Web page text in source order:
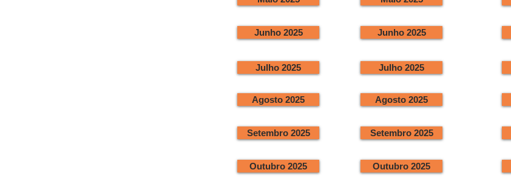
Junho 2025
Julho 2025
Agosto 2025
Setembro 2025
Outubro 2025
Junho 2025
Julho 2025
Agosto 2025
Setembro 2025
Outubro 2025